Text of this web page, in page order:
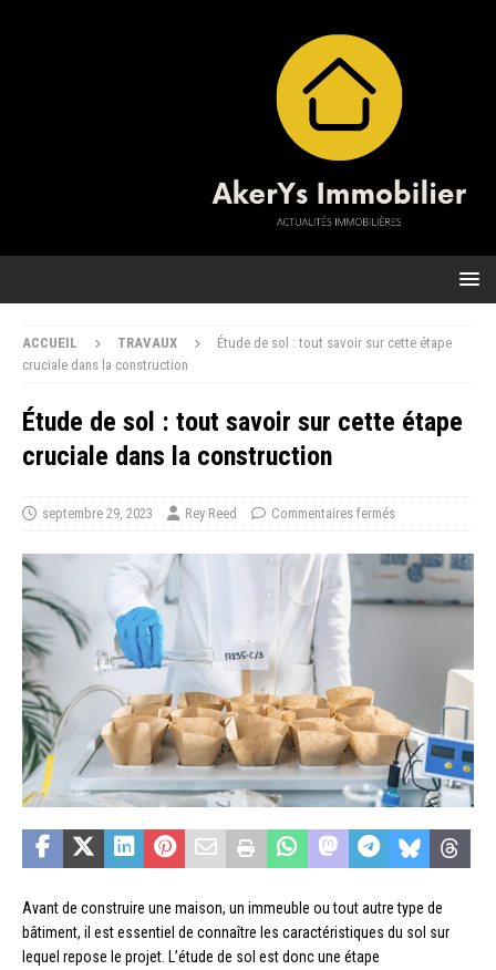
ACCUEIL TRAVAUX
Étude de sol : tout savoir sur cette étape
cruciale dans la construction
Étude de sol : tout savoir sur cette étape
cruciale dans la construction
septembre 29, 2023 Rey Reed Commentaires fermés
Avant de construire une maison, un immeuble ou tout autre type de
bâtiment, il est essentiel de connaître les caractéristiques du sol sur
lequel repose le projet. L’étude de sol est donc une étape